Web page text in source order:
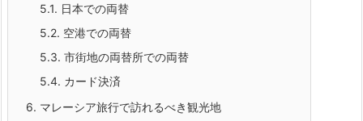
5.1. 日本での両替
5.2. 空港での両替
5.3. 市街地の両替所での両替
5.4. カード決済
6. マレーシア旅行で訪れるべき観光地